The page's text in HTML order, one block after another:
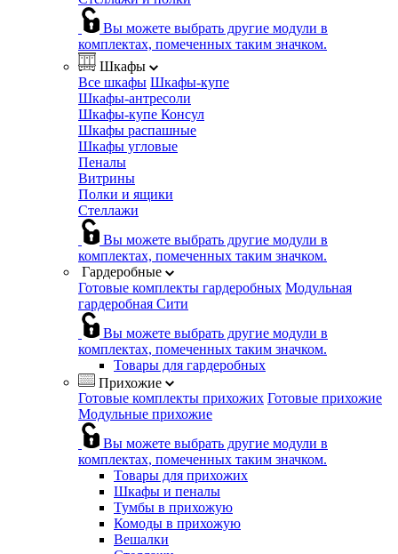
Вы можете выбрать другие модули в
комплектах, помеченных таким значком.
Шкафы
Все шкафы Шкафы-купе
Шкафы-антресоли
Шкафы-купе Консул
Шкафы распашные
Шкафы угловые
Пеналы
Витрины
Полки и ящики
Стеллажи
Вы можете выбрать другие модули в
комплектах, помеченных таким значком.
Гардеробные
Готовые комплекты гардеробных Модульная
гардеробная Сити
Вы можете выбрать другие модули в
комплектах, помеченных таким значком.
Товары для гардеробных
Прихожие
Готовые комплекты прихожих Готовые прихожие
Модульные прихожие
Вы можете выбрать другие модули в
комплектах, помеченных таким значком.
Товары для прихожих
Шкафы и пеналы
Тумбы в прихожую
Комоды в прихожую
Вешалки